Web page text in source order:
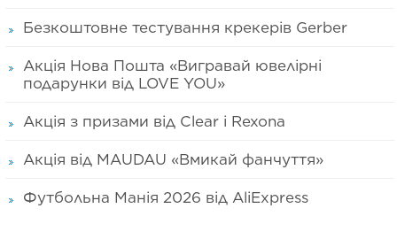
Безкоштовне тестування крекерів Gerber
Акція Нова Пошта «Вигравай ювелірні
подарунки від LOVE YOU»
Акція з призами від Clear і Rexona
Акція від MAUDAU «Вмикай фанчуття»
Футбольна Манія 2026 від AliExpress